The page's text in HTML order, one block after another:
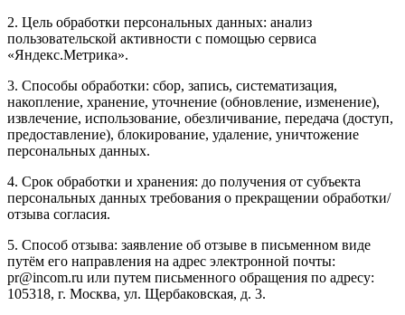
2. Цель обработки персональных данных: анализ
пользовательской активности с помощью сервиса
«Яндекс.Метрика».
3. Способы обработки: сбор, запись, систематизация,
накопление, хранение, уточнение (обновление, изменение),
извлечение, использование, обезличивание, передача (доступ,
предоставление), блокирование, удаление, уничтожение
персональных данных.
4. Срок обработки и хранения: до получения от субъекта
персональных данных требования о прекращении обработки/
отзыва согласия.
5. Способ отзыва: заявление об отзыве в письменном виде
путём его направления на адрес электронной почты:
pr@incom.ru или путем письменного обращения по адресу:
105318, г. Москва, ул. Щербаковская, д. 3.